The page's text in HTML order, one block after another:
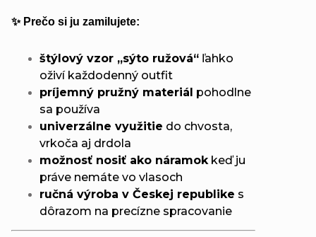
✨ Prečo si ju zamilujete:
štýlový vzor „sýto ružová“ ľahko
oživí každodenný outfit
príjemný pružný materiál pohodlne
sa používa
univerzálne využitie do chvosta,
vrkoča aj drdola
možnosť nosiť ako náramokkeď ju
práve nemáte vo vlasoch
ručná výroba v Českej republike s
dôrazom na precízne spracovanie